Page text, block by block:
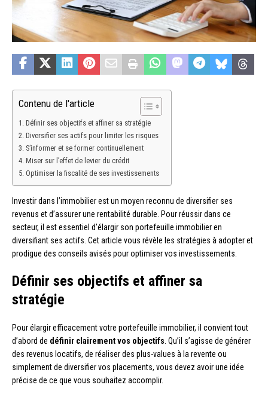
Contenu de l'article
Définir ses objectifs et affiner sa stratégie
Diversifier ses actifs pour limiter les risques
S’informer et se former continuellement
Miser sur l’effet de levier du crédit
Optimiser la fiscalité de ses investissements
Investir dans l’immobilier est un moyen reconnu de diversifier ses
revenus et d’assurer une rentabilité durable. Pour réussir dans ce
secteur, il est essentiel d’élargir son portefeuille immobilier en
diversifiant ses actifs. Cet article vous révèle les stratégies à adopter et
prodigue des conseils avisés pour optimiser vos investissements.
Définir ses objectifs et affiner sa
stratégie
Pour élargir efficacement votre portefeuille immobilier, il convient tout
d’abord de définir clairement vos objectifs . Qu’il s’agisse de générer
des revenus locatifs, de réaliser des plus-values à la revente ou
simplement de diversifier vos placements, vous devez avoir une idée
précise de ce que vous souhaitez accomplir.